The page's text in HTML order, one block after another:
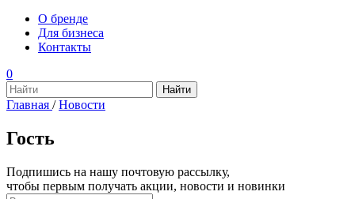
О бренде
Для бизнеса
Контакты
0
Главная / Новости
Гость
Подпишись на нашу почтовую рассылку,
чтобы первым получать акции, новости и новинки